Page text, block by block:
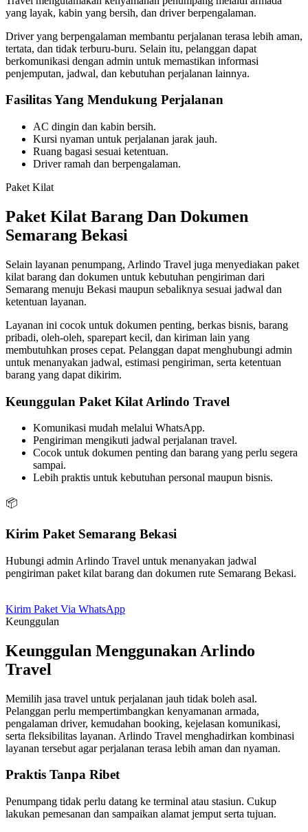
yang layak, kabin yang bersih, dan driver berpengalaman.
Driver yang berpengalaman membantu perjalanan terasa lebih aman,
tertata, dan tidak terburu-buru. Selain itu, pelanggan dapat
berkomunikasi dengan admin untuk memastikan informasi
penjemputan, jadwal, dan kebutuhan perjalanan lainnya.
Fasilitas Yang Mendukung Perjalanan
AC dingin dan kabin bersih.
Kursi nyaman untuk perjalanan jarak jauh.
Ruang bagasi sesuai ketentuan.
Driver ramah dan berpengalaman.
Paket Kilat
Paket Kilat Barang Dan Dokumen
Semarang Bekasi
Selain layanan penumpang, Arlindo Travel juga menyediakan paket
kilat barang dan dokumen untuk kebutuhan pengiriman dari
Semarang menuju Bekasi maupun sebaliknya sesuai jadwal dan
ketentuan layanan.
Layanan ini cocok untuk dokumen penting, berkas bisnis, barang
pribadi, oleh-oleh, sparepart kecil, dan kiriman lain yang
membutuhkan proses cepat. Pelanggan dapat menghubungi admin
untuk menanyakan jadwal, estimasi pengiriman, serta ketentuan
barang yang dapat dikirim.
Keunggulan Paket Kilat Arlindo Travel
Komunikasi mudah melalui WhatsApp.
Pengiriman mengikuti jadwal perjalanan travel.
Cocok untuk dokumen penting dan barang yang perlu segera
sampai.
Lebih praktis untuk kebutuhan personal maupun bisnis.
📦
Kirim Paket Semarang Bekasi
Hubungi admin Arlindo Travel untuk menanyakan jadwal
pengiriman paket kilat barang dan dokumen rute Semarang Bekasi.
Kirim Paket Via WhatsApp
Keunggulan
Keunggulan Menggunakan Arlindo
Travel
Memilih jasa travel untuk perjalanan jauh tidak boleh asal.
Pelanggan perlu mempertimbangkan kenyamanan armada,
pengalaman driver, kemudahan booking, kejelasan komunikasi,
serta fleksibilitas layanan. Arlindo Travel menghadirkan kombinasi
layanan tersebut agar perjalanan terasa lebih aman dan nyaman.
Praktis Tanpa Ribet
Penumpang tidak perlu datang ke terminal atau stasiun. Cukup
lakukan pemesanan dan sampaikan alamat jemput serta tujuan.